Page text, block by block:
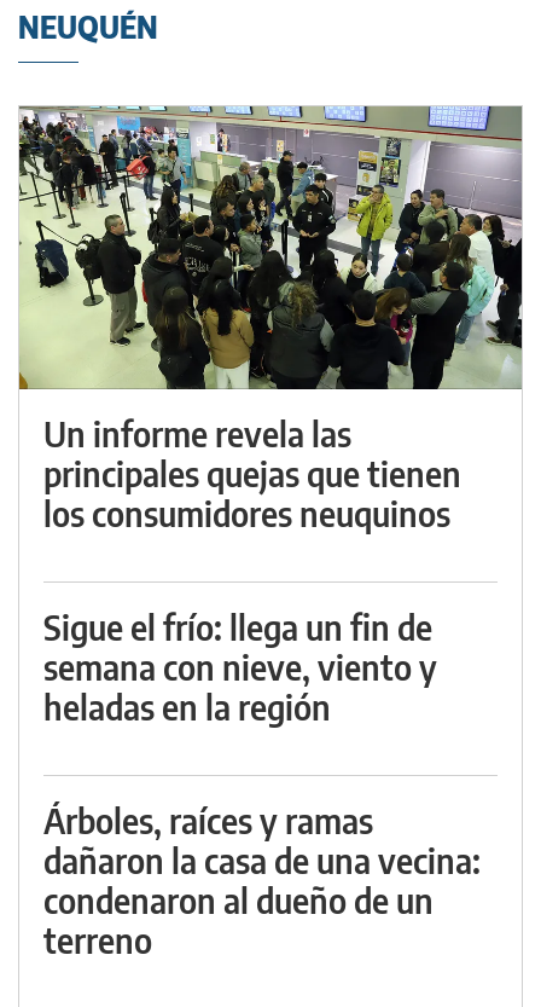
NEUQUÉN
Un informe revela las
principales quejas que tienen
los consumidores neuquinos
Sigue el frío: llega un fin de
semana con nieve, viento y
heladas en la región
Árboles, raíces y ramas
dañaron la casa de una vecina:
condenaron al dueño de un
terreno